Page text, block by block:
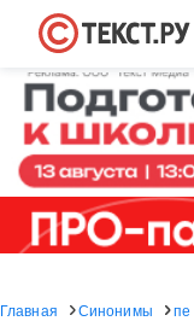
Главная Синонимы пе